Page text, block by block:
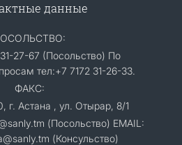
данные
27-67 (Посольство) По
тел:+7 7172 31-26-33.
ФАКС:
г. Астана , ул. Отырар, 8/1
(Посольство) EMAIL:
(Консульство)